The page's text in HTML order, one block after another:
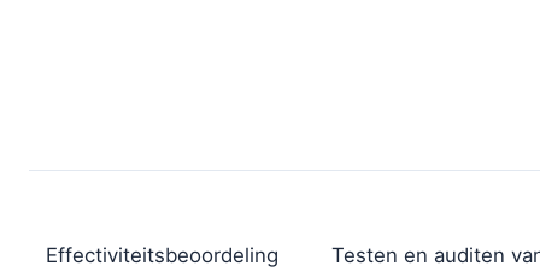
Effectiviteitsbeoordeling
Testen en auditen